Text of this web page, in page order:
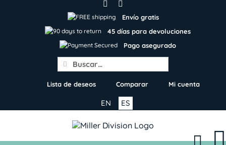
Envío gratis
45 días para devoluciones
Pago asegurado
Search
for:
Lista de deseos Comparar Mi cuenta
ES
EN